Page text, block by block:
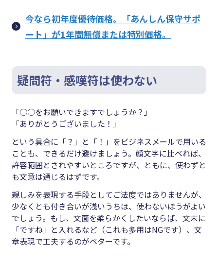
今なら初年度優待価格。「あんしん保守サポ
ート」が1年間無償または特別価格。
疑問符・感嘆符は使わない
「○○をお願いできますでしょうか？」
「ありがとうございました！」
という具合に「？」と「！」をビジネスメールで用いる
ことも、できるだけ避けましょう。顔文字に比べれば、
許容範囲とされやすいところですが、ともに、使わずと
も文意は通じるはずです。
親しみを表現する手段としてご法度ではありませんが、
少なくとも付き合いが浅いうちは、使わないほうがよい
でしょう。もし、文面を柔らかくしたいならば、文末に
「ですね」と入れるなど（これも多用はNGです）、文
章表現で工夫するのがベターです。